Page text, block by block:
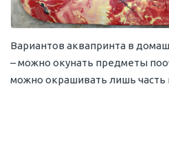
Вариантов аквапринта в
– можно окунать предметы
можно окрашивать лишь часть